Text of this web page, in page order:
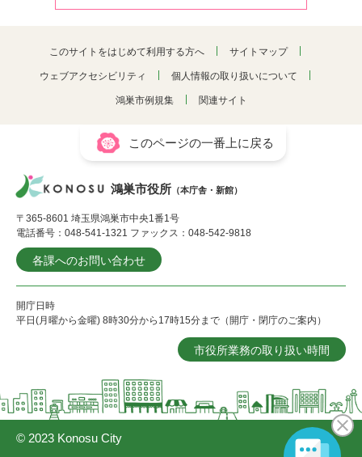
このサイトをはじめて利用する方へ サイトマップ
ウェブアクセシビリティ 個人情報の取り扱いについて
鴻巣市例規集 関連サイト
このページの一番上に戻る
鴻巣市役所 （本庁舎・新館）
〒365-8601 埼玉県鴻巣市中央1番1号
電話番号：048-541-1321 ファックス：048-542-9818
各課へのお問い合わせ
開庁日時
平日(月曜から金曜) 8時30分から17時15分まで（開庁・閉庁のご案内）
市役所業務の取り扱い時間
© 2023 Konosu City